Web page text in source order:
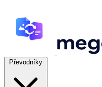
Převodníky